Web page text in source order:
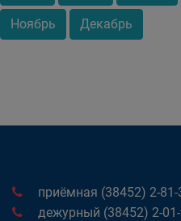
Ноябрь Декабрь
приёмная (38452) 2-81-
дежурный (38452) 2-